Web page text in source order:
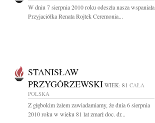
W dniu 7 sierpnia 2010 roku odeszła nasza wspaniała
Przyjaciółka Renata Rojtek Ceremonia...
STANISŁAW
PRZYGÓRZEWSKI WIEK: 81 CAŁA
POLSKA
Z głębokim żalem zawiadamiamy, że dnia 6 sierpnia
2010 roku w wieku 81 lat zmarł doc. dr...